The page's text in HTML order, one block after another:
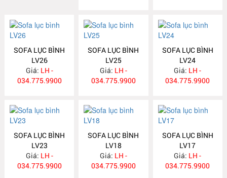
SOFA LỤC BÌNH
LV26
Giá: LH -
034.775.9900
SOFA LỤC BÌNH
LV25
Giá: LH -
034.775.9900
SOFA LỤC BÌNH
LV24
Giá: LH -
034.775.9900
SOFA LỤC BÌNH
LV23
Giá: LH -
034.775.9900
SOFA LỤC BÌNH
LV18
Giá: LH -
034.775.9900
SOFA LỤC BÌNH
LV17
Giá: LH -
034.775.9900